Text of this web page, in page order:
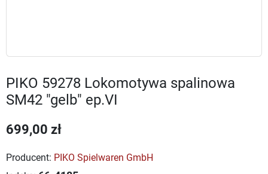
PIKO 59278 Lokomotywa spalinowa
SM42 "gelb" ep.VI
699,00 zł
Producent: PIKO Spielwaren GmbH